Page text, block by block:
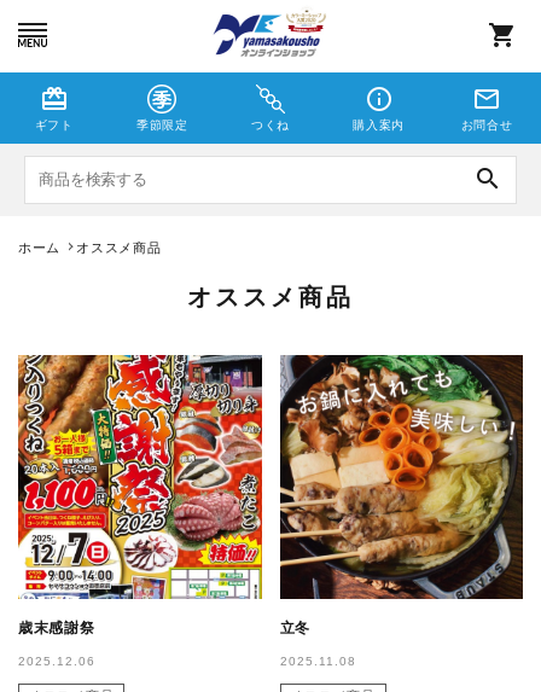
shopping_cart
card_giftcard
ギフト 季節限定 つくね
info_outline
購入案内
mail_outline
お問合せ
search
季節限定
ホーム オススメ商品
オススメ商品
歳末感謝祭
2025.12.06
立冬
2025.11.08